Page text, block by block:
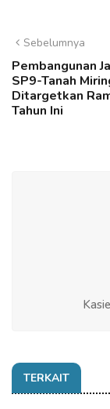
Sebelumnya
Pembangunan
SP9-Tanah
Ditargetkan
Tahun Ini
TERKAIT